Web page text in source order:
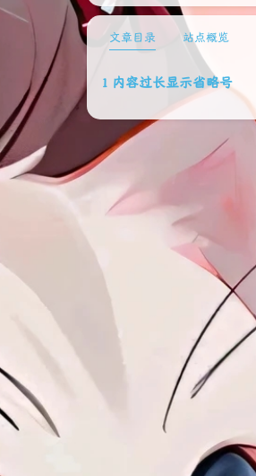
文章目录 站点概览
内容过长显示省略号